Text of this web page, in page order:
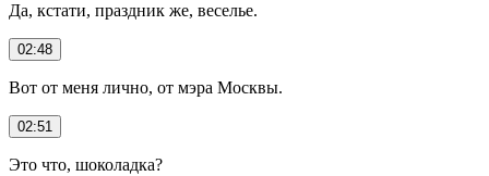
Да, кстати, праздник же, веселье.
02:48
Вот от меня лично, от мэра Москвы.
02:51
Это что, шоколадка?